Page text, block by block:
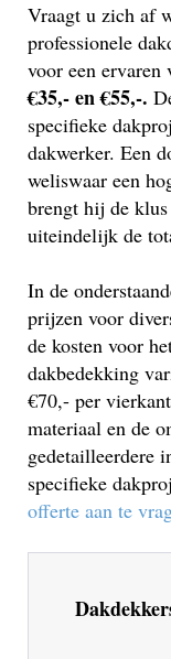
Vraagt u zich af
professionele
voor een ervaren
€35,- en €55,-.
specifieke
dakwerker. Een
weliswaar een
brengt hij de
uiteindelijk de
In de
prijzen voor
de kosten voor
dakbedekking
€70,- per
materiaal en de
gedetailleerdere
specifieke
offerte aan te